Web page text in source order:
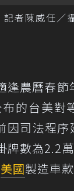
者陳威任／
逢農曆春
的台美對
因司法程
牌數為2.2
美國製造車